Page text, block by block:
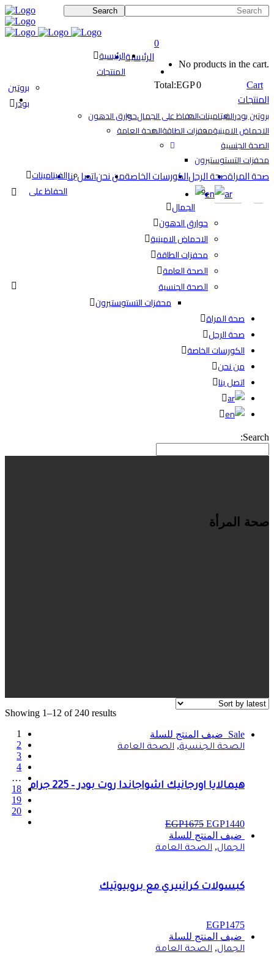
0
No products in the cart.
Cart
Total:EGP0
الرئيسية
المنتجات
بروتين بودرالفيتاميناتالحفاظ على الجمالحوارق الدهون
الاحماض الامينيةمحفزات الطاقةالصحة العامة
الصحة الجنسية
محفزات التستوستيرون
صحة المراةصحة الرجلالكورسات الخاصةمن نحناتصل بنا
الرئيسية
المنتجات
بروتين
بودر
الفيتامينات
الحفاظ على
الجمال
حوارق الدهون
الاحماض الامينية
محفزات الطاقة
الصحة العامة
الصحة الجنسية
محفزات التستوستيرون
صحة المراة
صحة الرجل
الكورسات الخاصة
من نحن
اتصل بنا
Search:
صحة المرأة
Showing 1–12 of 240 results
Sale ضيف المنتج للسلة
الصحة الجنسية, الصحة العامة
هيمالايا اورجانيك اشواجاندا روت بودر – 225 جرام
EGP1675 EGP1440
ضيف المنتج للسلة
الجمال, الصحة العامة
كبسولات كرانبيري مع بروبيوتيك
EGP1475
ضيف المنتج للسلة
الجمال, الصحة العامة
1
2
3
4
…
18
19
20